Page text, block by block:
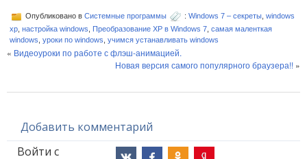
Опубликовано в Системные программы : Windows 7 – секреты windows
xp настройка windows Преобразование XP в Windows 7 самая маленткая
windows уроки по windows учимся устанавливать windows
« Видеоуроки по работе с флэш-анимацией.
Новая версия самого популярного браузера!! »
Добавить комментарий
Войти с